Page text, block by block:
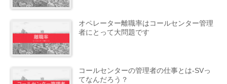
オペレーター離職率はコールセンター管理
者にとって大問題です
コールセンターの管理者の仕事とは-SVっ
てなんだろう？